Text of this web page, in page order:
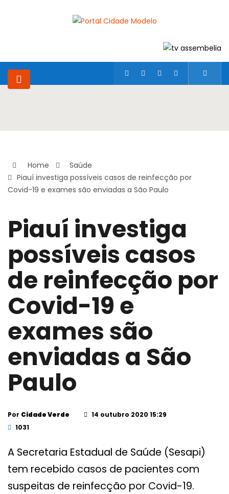
Home
Saúde
Piauí investiga possíveis casos de reinfecção por
Covid-19 e exames são enviadas a São Paulo
Piauí investiga
possíveis casos
de reinfecção por
Covid-19 e
exames são
enviadas a São
Paulo
Por Cidade Verde
14 outubro 2020 15:29
1031
A Secretaria Estadual de Saúde (Sesapi)
tem recebido casos de pacientes com
suspeitas de reinfecção por Covid-19.